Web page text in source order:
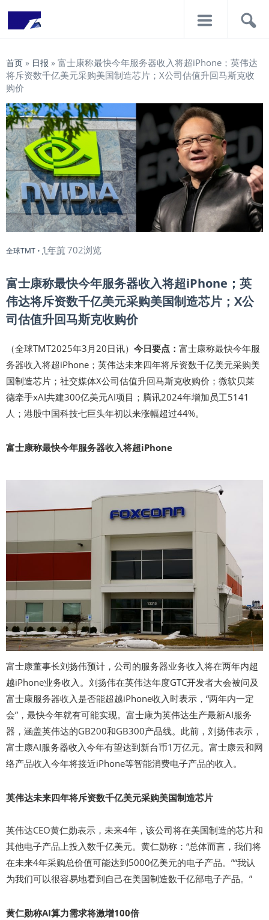
首页 » 日报 » 富士康称最快今年服务器收入将超iPhone；英伟达
将斥资数千亿美元采购美国制造芯片；X公司估值升回马斯克收
购价
全球TMT • 1年前702浏览
富士康称最快今年服务器收入将超iPhone；英
伟达将斥资数千亿美元采购美国制造芯片；X公
司估值升回马斯克收购价
（全球TMT2025年3月20日讯） 今日要点： 富士康称最快今年服
务器收入将超iPhone；英伟达未来四年将斥资数千亿美元采购美
国制造芯片；社交媒体X公司估值升回马斯克收购价；微软贝莱
德牵手xAI共建300亿美元AI项目；腾讯2024年增加员工5141
人；港股中国科技七巨头年初以来涨幅超过44%。
富士康称最快今年服务器收入将超iPhone
富士康董事长刘扬伟预计，公司的服务器业务收入将在两年内超
越iPhone业务收入。刘扬伟在英伟达年度GTC开发者大会被问及
富士康服务器收入是否能超越iPhone收入时表示，“两年内一定
会”，最快今年就有可能实现。富士康为英伟达生产最新AI服务
器，涵盖英伟达的GB200和GB300产品线。此前，刘扬伟表示，
富士康AI服务器收入今年有望达到新台币1万亿元。富士康云和网
络产品收入今年将接近iPhone等智能消费电子产品的收入。
英伟达未来四年将斥资数千亿美元采购美国制造芯片
英伟达CEO黄仁勋表示，未来4年，该公司将在美国制造的芯片和
其他电子产品上投入数千亿美元。黄仁勋称：“总体而言，我们将
在未来4年采购总价值可能达到5000亿美元的电子产品。”“我认
为我们可以很容易地看到自己在美国制造数千亿部电子产品。”
黄仁勋称AI算力需求将激增100倍